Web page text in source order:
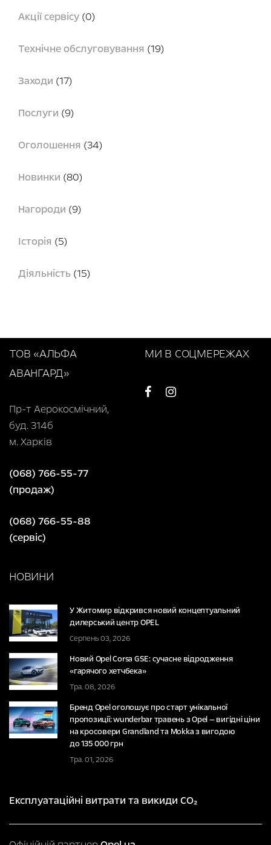
Акції сервісу (0)
Технічне обслуговування (19)
Заходи (17)
Послуги (9)
Оголошення (34)
Новинки (80)
Нагороди (9)
Історія (5)
Діяльність (15)
ТОВ «АЛЬФА
АВАНГАРД»
Пр-т Аерокосмічний,
буд. 314б
м. Харків
(068) 766-55-77
(продаж)
(068) 766-55-88
(сервіс)
МИ В СОЦМЕРЕЖАХ
НОВИНИ
У Житомир відкрився новий концептуальний
дилерський центр OPEL
Серпень 03, 2026
Новий Opel Corsa GSE: сучасне відродження
«гарячого хетчбека»
Тра. 08, 2026
Бренд Opel оголошує про старт унікальної
пропозиції: wunderbar травень з Opel — вигідні ціни
на кросовери Grandland та Mokka з вигодою
до 135 000 грн
Тра. 01, 2026
Експлуатаційні витрати та викиди CO₂